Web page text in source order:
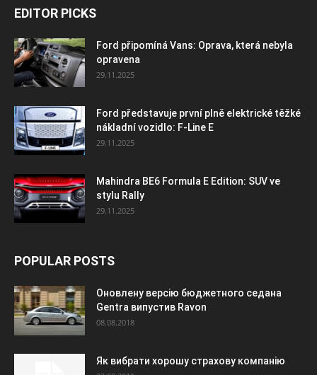
EDITOR PICKS
Ford připomíná Vans: Oprava, která nebyla
opravena
29.11.2025
Ford představuje první plně elektrické těžké
nákladní vozidlo: F-Line E
29.11.2025
Mahindra BE6 Formula E Edition: SUV ve
stylu Rally
29.11.2025
POPULAR POSTS
Оновлену версію бюджетного седана
Gentra випустив Ravon
08.08.2018
Як вибрати хорошу страхову компанію